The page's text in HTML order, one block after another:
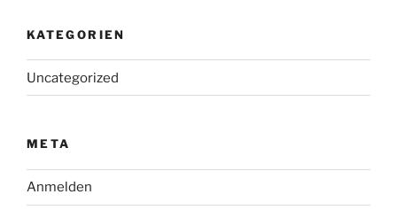
KATEGORIEN
Uncategorized
META
Anmelden